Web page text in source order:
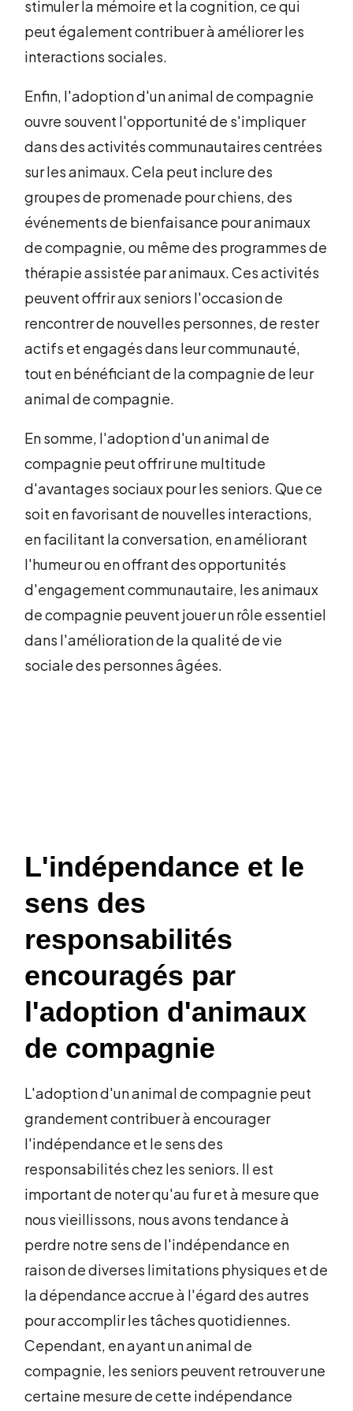
stimuler la mémoire et la cognition, ce qui
peut également contribuer à améliorer les
interactions sociales.
Enfin, l'adoption d'un animal de compagnie
ouvre souvent l'opportunité de s'impliquer
dans des activités communautaires centrées
sur les animaux. Cela peut inclure des
groupes de promenade pour chiens, des
événements de bienfaisance pour animaux
de compagnie, ou même des programmes de
thérapie assistée par animaux. Ces activités
peuvent offrir aux seniors l'occasion de
rencontrer de nouvelles personnes, de rester
actifs et engagés dans leur communauté,
tout en bénéficiant de la compagnie de leur
animal de compagnie.
En somme, l'adoption d'un animal de
compagnie peut offrir une multitude
d'avantages sociaux pour les seniors. Que ce
soit en favorisant de nouvelles interactions,
en facilitant la conversation, en améliorant
l'humeur ou en offrant des opportunités
d'engagement communautaire, les animaux
de compagnie peuvent jouer un rôle essentiel
dans l'amélioration de la qualité de vie
sociale des personnes âgées.
L'indépendance et le
sens des
responsabilités
encouragés par
l'adoption d'animaux
de compagnie
L'adoption d'un animal de compagnie peut
grandement contribuer à encourager
l'indépendance et le sens des
responsabilités chez les seniors. Il est
important de noter qu'au fur et à mesure que
nous vieillissons, nous avons tendance à
perdre notre sens de l'indépendance en
raison de diverses limitations physiques et de
la dépendance accrue à l'égard des autres
pour accomplir les tâches quotidiennes.
Cependant, en ayant un animal de
compagnie, les seniors peuvent retrouver une
certaine mesure de cette indépendance